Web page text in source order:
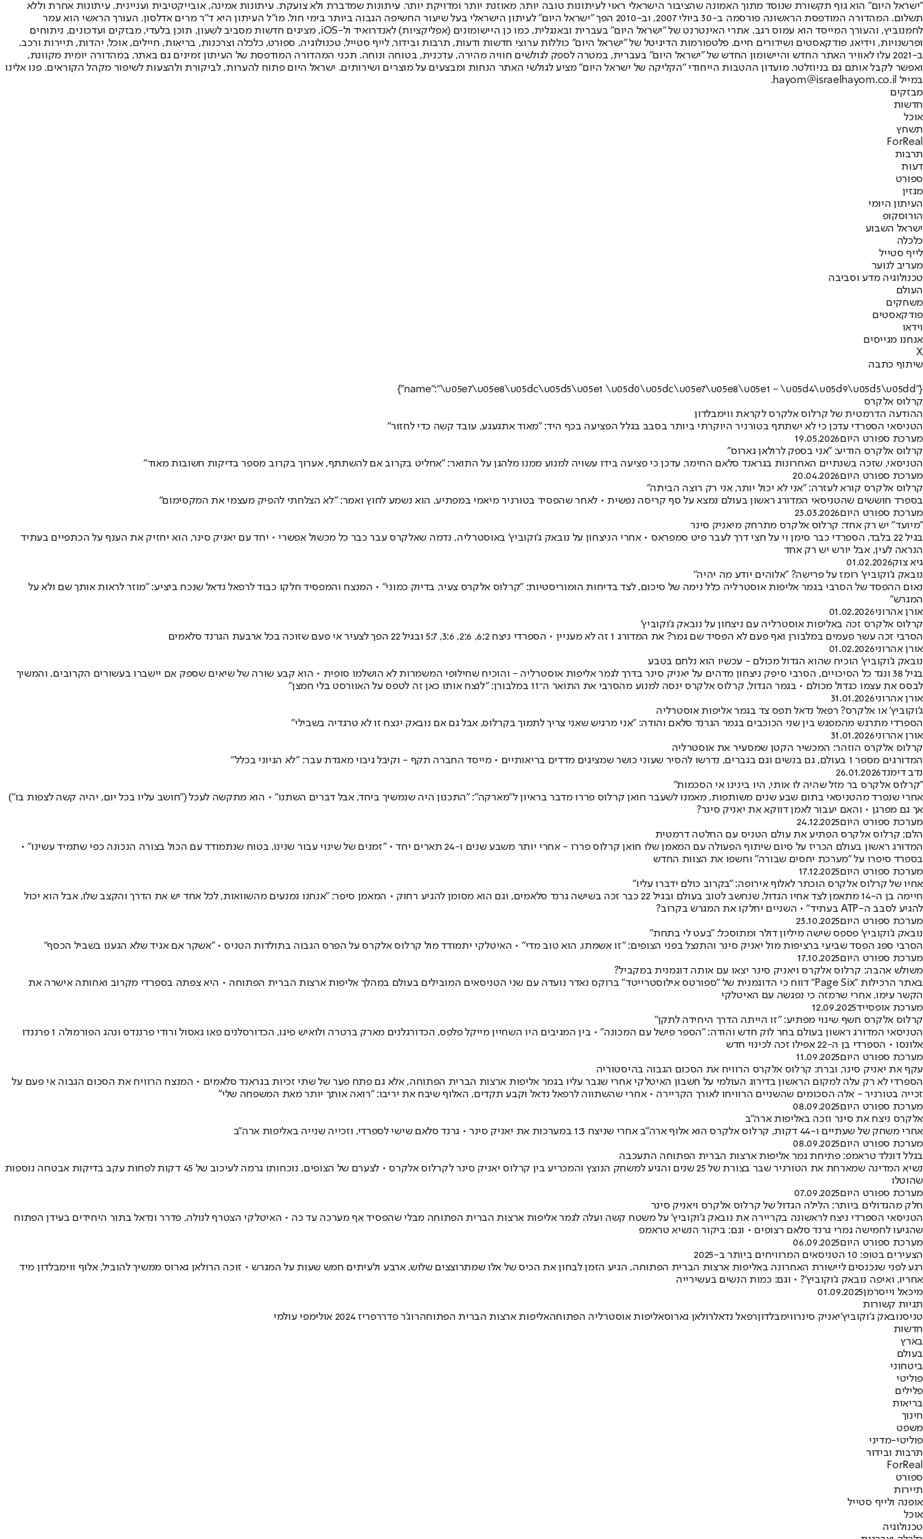
"ישראל היום" הוא גוף תקשורת שנוסד מתוך האמונה שהציבור הישראלי ראוי לעיתונות טובה יותר, מאוזנת יותר ומדויקת יותר. עיתונות שמדברת ולא צועקת. עיתונות אמינה, אובייקטיבית ועניינית. עיתונות אחרת וללא
תשלום. המהדורה המודפסת הראשונה פורסמה ב-30 ביולי 2007, וב-2010 הפך "ישראל היום" לעיתון הישראלי בעל שיעור החשיפה הגבוה ביותר בימי חול. מו"ל העיתון היא ד"ר מרים אדלסון. העורך הראשי הוא עמר
לחמנוביץ, והעורך המייסד הוא עמוס רגב. אתרי האינטרנט של "ישראל היום" בעברית ובאנגלית, כמו כן היישומונים (אפליקציות) לאנדרואיד ול-iOS, מציגים חדשות מסביב לשעון, תוכן בלעדי, מבזקים ועדכונים, ניתוחים
ופרשנויות, וידיאו, פודקאסטים ושידורים חיים. פלטפורמות הדיגיטל של "ישראל היום" כוללות ערוצי חדשות ודעות, תרבות ובידור, לייף סטייל, טכנולוגיה, ספורט, כלכלה וצרכנות, בריאות, חיילים, אוכל, יהדות, תיירות ורכב.
ב-2021 עלו לאוויר האתר החדש והיישומון החדש של "ישראל היום" בעברית, במטרה לספק לגולשים חוויה מהירה, עדכנית, בטוחה ונוחה. תכני המהדורה המודפסת של העיתון זמינים גם באתר, במהדורה יומית מקוונת,
ואפשר לקבל אותם גם בניוזלטר. מועדון ההטבות הייחודי "הקליקה של ישראל היום" מציע לגולשי האתר הנחות ומבצעים על מוצרים ושירותים. ישראל היום פתוח להערות, לביקורת ולהצעות לשיפור מקהל הקוראים. פנו אלינו
במייל hayom@israelhayom.co.il.
מבזקים
חדשות
אוכל
תשחץ
ForReal
תרבות
דעות
ספורט
מגזין
העיתון היומי
הורוסקופ
ישראל השבוע
כלכלה
לייף סטייל
מעריב לנוער
טכנולוגיה מדע וסביבה
העולם
משחקים
פודקאסטים
וידאו
אנחנו מגייסים
X
שיתוף כתבה
{"name":"\u05e7\u05e8\u05dc\u05d5\u05e1 \u05d0\u05dc\u05e7\u05e8\u05e1 - \u05d4\u05d9\u05d5\u05dd"}
קרלוס אלקרס
ההודעה הדרמטית של קרלוס אלקרס לקראת ווימבלדון
הטניסאי הספרדי עדכן כי לא ישתתף בטורניר היוקרתי ביותר בסבב בגלל הפציעה בכף היד: "מאוד אתגעגע, עובד קשה כדי לחזור"
מערכת ספורט היום19.05.2026
קרלוס אלקרס הודיע: "אני בספק לרולאן גארוס"
הטניסאי, שזכה בשנתיים האחרונות בגראנד סלאם החימר, עדכן כי פציעה בידו עשויה למנוע ממנו מלהגן על התואר: "אחליט בקרוב אם להשתתף, אערוך בקרוב מספר בדיקות חשובות מאוד"
מערכת ספורט היום20.04.2026
קרלוס אלקרס קורא לעזרה: "אני לא יכול יותר, אני רק רוצה הביתה"
בספרד חוששים שהטניסאי המדורג ראשון בעולם נמצא על סף קריסה נפשית • לאחר שהפסיד בטורניר מיאמי במפתיע, הוא נשמע לחוץ ואמר: "לא הצלחתי להפיק מעצמי את המקסימום"
מערכת ספורט היום23.03.2026
"מיועד" יש רק אחד: קרלוס אלקרס מתרחק מיאניק סינר
בגיל 22 בלבד, הספרדי כבר סימן וי על חצי דרך לעבר פיט סמפראס • אחרי הניצחון על נובאק ג'וקוביץ' באוסטרליה, נדמה שאלקרס עבר כבר כל מכשול אפשרי • יחד עם יאניק סינר, הוא יחזיק את הענף על הכתפיים בעתיד
הנראה לעין, אבל יורש יש רק אחד
גיא צוק01.02.2026
נובאק ג'וקוביץ' רומז על פרישה? "אלוהים יודע מה יהיה"
נאום ההפסד של הסרבי בגמר אליפות אוסטרליה כלל נימה של סיכום, לצד בדיחות הומוריסטיות: "קרלוס אלקרס צעיר, בדיוק כמוני" • המנצח והמפסיד חלקו כבוד לרפאל נדאל שנכח ביציע: "מוזר לראות אותך שם ולא על
המגרש"
אורן אהרוני01.02.2026
קרלוס אלקרס זכה באליפות אוסטרליה עם ניצחון על נובאק ג'וקוביץ'
הסרבי זכה עשר פעמים במלבורן ואף פעם לא הפסיד שם גמר? את המדורג 1 זה לא מעניין • הספרדי ניצח 6:2, 2:6, 3:6, 5:7 ובגיל 22 הפך לצעיר אי פעם שזוכה בכל ארבעת הגרנד סלאמים
אורן אהרוני01.02.2026
נובאק ג'וקוביץ' הוכיח שהוא הגדול מכולם - עכשיו הוא נלחם בטבע
בגיל 38 ונגד כל הסיכויים, הסרבי סיפק ניצחון מדהים על יאניק סינר בדרך לגמר אליפות אוסטרליה - והוכיח שחילופי המשמרות לא הושלמו סופית • הוא קבע שורה של שיאים שספק אם יישברו בעשורים הקרובים, והמשיך
לבסס את עצמו כגדול מכולם • בגמר הגדול, קרלוס אלקרס ינסה למנוע מהסרבי את התואר ה־11 במלבורן: "לנצח אותו כאן זה לטפס על האוורסט בלי חמצן"
אורן אהרוני31.01.2026
ג'וקוביץ' או אלקרס? רפאל נדאל תפס צד בגמר אליפות אוסטרליה
הספרדי מתרגש מהמפגש בין שני הכוכבים בגמר הגרנד סלאם והודה: "אני מרגיש שאני צריך לתמוך בקרלוס, אבל גם אם נובאק ינצח זו לא טרגדיה בשבילי"
אורן אהרוני31.01.2026
קרלוס אלקרס הוזהר: המכשיר הקטן שמסעיר את אוסטרליה
המדורגים מספר 1 בעולם, גם בנשים וגם בגברים, נדרשו להסיר שעוני כושר שמציגים מדדים בריאותיים • מייסד החברה תקף - וקיבל גיבוי מאגדת עבר: "לא הגיוני בכלל"
נדב דימנד26.01.2026
"קרלוס אלקרס בר מזל שהיה לו אותי, היו בינינו אי הסכמות"
אחרי שנפרד מהטניסאי בתום שבע שנים משותפות, מאמנו לשעבר חואן קרלוס פררו מדבר בראיון ל"מארקה": "התכנון היה שנמשיך ביחד, אבל דברים השתנו" • הוא מתקשה לעכל ("חושב עליו בכל יום, יהיה קשה לצפות בו")
אך גם מפרגן • והאם יעבור לאמן דווקא את יאניק סינר?
מערכת ספורט היום24.12.2025
הלם: קרלוס אלקרס הפתיע את עולם הטניס עם החלטה דרמטית
המדורג ראשון בעולם הכריז על סיום שיתוף הפעולה עם המאמן שלו חואן קרלוס פררו - אחרי יותר משבע שנים ו-24 תארים יחד • "זמנים של שינוי עבור שנינו, בטוח שנתמודד עם הכול בצורה הנכונה כפי שתמיד עשינו" •
בספרד סיפרו על "מערכת יחסים שבורה" וחשפו את הצוות החדש
מערכת ספורט היום17.12.2025
אחיו של קרלוס אלקרס הוכתר לאלוף אירופה: "בקרוב כולם ידברו עליו"
חיימה בן ה-14 מתאמן לצד אחיו הגדול, שנחשב לטוב בעולם ובגיל 22 כבר זכה בשישה גרנד סלאמים, וגם הוא מסומן להגיע רחוק • המאמן סיפר: "אנחנו נמנעים מהשוואות, לכל אחד יש את הדרך והקצב שלו, אבל הוא יכול
להגיע לסבב ה-ATP בעתיד" • השניים יחלקו את המגרש בקרוב?
מערכת ספורט היום23.10.2025
נובאק ג'וקוביץ' פספס שישה מיליון דולר ומתוסכל: "בעט לי בתחת"
הסרבי ספג הפסד שביעי ברציפות מול יאניק סינר והתנצל בפני הצופים: "זו אשמתו, הוא טוב מדי" • האיטלקי יתמודד מול קרלוס אלקרס על הפרס הגבוה בתולדות הטניס • "אשקר אם אגיד שלא הגענו בשביל הכסף"
מערכת ספורט היום17.10.2025
משולש אהבה: קרלוס אלקרס ויאניק סינר יצאו עם אותה דוגמנית במקביל?
באתר הרכילות "Page Six" דווח כי הדוגמנית של "ספורטס אילוסטרייטד" ברוקס נאדר נועדה עם שני הטניסאים המובילים בעולם במהלך אליפות ארצות הברית הפתוחה • היא צפתה בספרדי מקרוב ואחותה אישרה את
הקשר עימו, אחרי שרמזה כי נפגשה עם האיטלקי
מערכת אופסייד12.09.2025
קרלוס אלקרס חשף שינוי מפתיע: "זו הייתה הדרך היחידה לתקן"
הטניסאי המדורג ראשון בעולם בחר לוק חדש והודה: "הספר פישל עם המכונה" • בין המגיבים היו השחיין מייקל פלפס, הכדורגלנים מארק ברטרה ולואיש פיגו, הכדורסלנים פאו גאסול ורודי פרננדס ונהג הפורמולה 1 פרננדו
אלונסו • הספרדי בן ה-22 אפילו זכה לכינוי חדש
מערכת ספורט היום11.09.2025
עקף את יאניק סינר, וברח: קרלוס אלקרס הרוויח את הסכום הגבוה בהיסטוריה
הספרדי לא רק עלה למקום הראשון בדירוג העולמי על חשבון האיטלקי אחרי שגבר עליו בגמר אליפות ארצות הברית הפתוחה, אלא גם פתח פער של שתי זכיות בגראנד סלאמים • המנצח הרוויח את הסכום הגבוה אי פעם על
זכייה בטורניר - אלה הסכומים שהשניים הרוויחו לאורך הקריירה • אחרי שהשתווה לרפאל נדאל וקבע תקדים, האלוף שיבח את יריבו: "רואה אותך יותר מאת המשפחה שלי"
מערכת ספורט היום08.09.2025
אלקרס ניצח את סינר וזכה באליפות ארה"ב
אחרי משחק של שעתיים ו-44 דקות, קרלוס אלקרס הוא אלוף ארה"ב אחרי שניצח 1:3 במערכות את יאניק סינר • גרנד סלאם שישי לספרדי, וזכייה שנייה באליפות ארה״ב
מערכת ספורט היום08.09.2025
בגלל דונלד טראמפ: פתיחת גמר אליפות ארצות הברית הפתוחה התעכבה
נשיא המדינה שמארחת את הטורניר שבר בצורת של 25 שנים והגיע למשחק הנוצץ והמכריע בין קרלוס יאניק סינר לקרלוס אלקרס • לצערם של הצופים, נוכחותו גרמה לעיכוב של 45 דקות לפחות עקב בדיקות אבטחה נוספות
שהוטלו
מערכת ספורט היום07.09.2025
חלק מהגדולים ביותר: הלילה הגדול של קרלוס אלקרס ויאניק סינר
הטניסאי הספרדי ניצח לראשונה בקריירה את נובאק ג'וקוביץ' על משטח קשה ועלה לגמר אליפות ארצות הברית הפתוחה מבלי שהפסיד אף מערכה עד כה • האיטלקי הצטרף לנולה, פדרר ונדאל בתור היחידים בעידן הפתוח
שהגיעו לחמישה גמרי גרנד סלאם רצופים • וגם: ביקור הנשיא טראמפ
מערכת ספורט היום06.09.2025
הצעירים בטופ: 10 הטניסאים המרוויחים ביותר ב-2025
רגע לפני שנכנסים ליישורת האחרונה באליפות ארצות הברית הפתוחה, הגיע הזמן לבחון את הכיס של אלו שמתרוצצים שלוש, ארבע ולעיתים חמש שעות על המגרש • זוכה הרולאן גארוס ממשיך להוביל, אלוף ווימבלדון מיד
אחריו, ואיפה נובאק ג'וקוביץ'? • וגם: כמות הנשים בעשירייה
מיכאל וייסרמן01.09.2025
תגיות קשורות
טניסנובאק ג'וקוביץ'יאניק סינרווימבלדוןרפאל נדאלרולאן גארוסאליפות אוסטרליה הפתוחהאליפות ארצות הברית הפתוחהרוג'ר פדררפריז 2024 אולימפי עולמי
חדשות
בארץ
בעולם
ביטחוני
פוליטי
פלילים
בריאות
חינוך
משפט
פוליטי-מדיני
תרבות ובידור
ForReal
ספורט
תיירות
אופנה ולייף סטייל
אוכל
טכנולוגיה